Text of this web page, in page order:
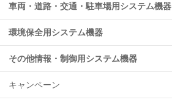
車両・道路・交通・駐車場用システム機器
環境保全用システム機器
その他情報・制御用システム機器
キャンペーン